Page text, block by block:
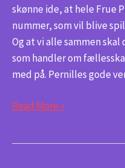
skønne ide, at hele Frue
nummer, som vil blive
Og at vi alle sammen
som handler om
med på. Pernilles gode
Read More »